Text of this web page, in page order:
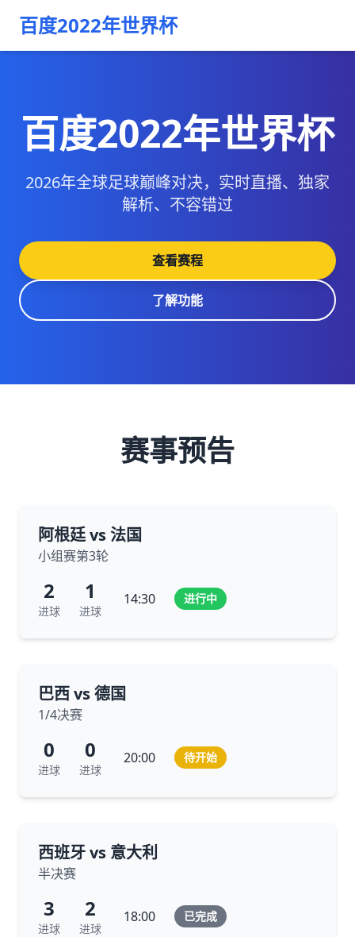
百度2022年世界杯
百度2022年世界杯
2026年全球足球巅峰对决，实时直播、独家
解析、不容错过
查看赛程
了解功能
赛事预告
阿根廷 vs 法国
小组赛第3轮
2
进球
1
进球
14:30 进行中
巴西 vs 德国
1/4决赛
0
进球
0
进球
20:00 待开始
西班牙 vs 意大利
半决赛
3
进球
2
进球
18:00 已完成